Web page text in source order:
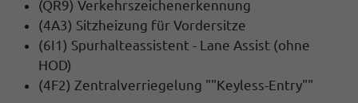
(QR9) Verkehrszeichenerkennung
(4A3) Sitzheizung für Vordersitze
(6I1) Spurhalteassistent - Lane Assist (ohne
HOD)
(4F2) Zentralverriegelung ""Keyless-Entry""